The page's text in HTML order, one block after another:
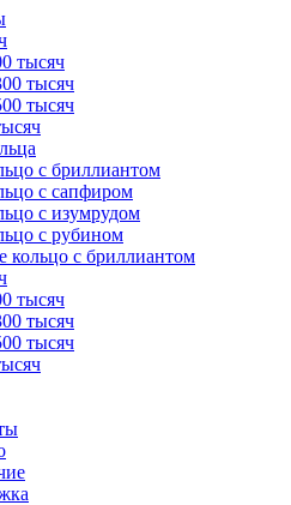
тысяч
тысяч
тысяч
с бриллиантом
с сапфиром
с изумрудом
с рубином
кольцо с бриллиантом
тысяч
тысяч
тысяч